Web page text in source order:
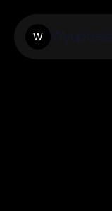
W